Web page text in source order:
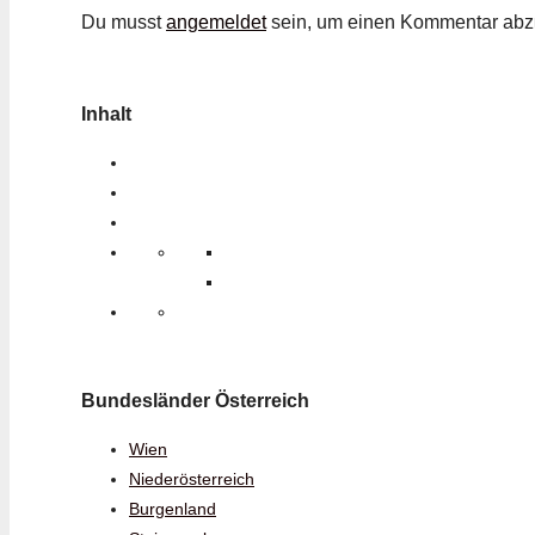
Du musstangemeldetsein, um einen Kommentar
Inhalt
Bundesländer Österreich
Wien
Niederösterreich
Burgenland